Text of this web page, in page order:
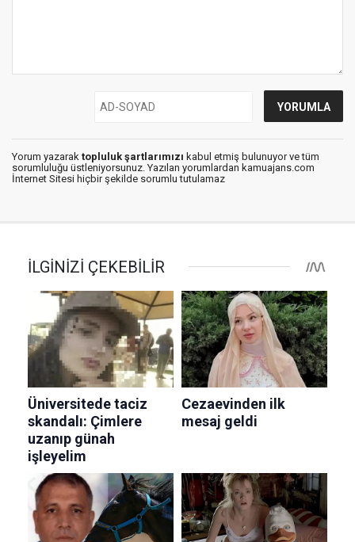
Yorum yazarak topluluk şartlarımızı kabul etmiş bulunuyor ve tüm
sorumluluğu üstleniyorsunuz. Yazılan yorumlardan kamuajans.com
İnternet Sitesi hiçbir şekilde sorumlu tutulamaz